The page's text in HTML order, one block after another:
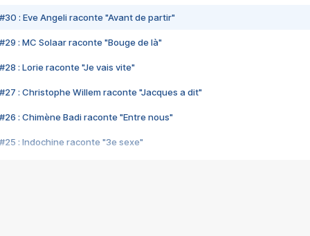
#30 : Eve Angeli raconte "Avant de partir"
#29 : MC Solaar raconte "Bouge de là"
#28 : Lorie raconte "Je vais vite"
#27 : Christophe Willem raconte "Jacques a dit"
#26 : Chimène Badi raconte "Entre nous"
#25 : Indochine raconte "3e sexe"